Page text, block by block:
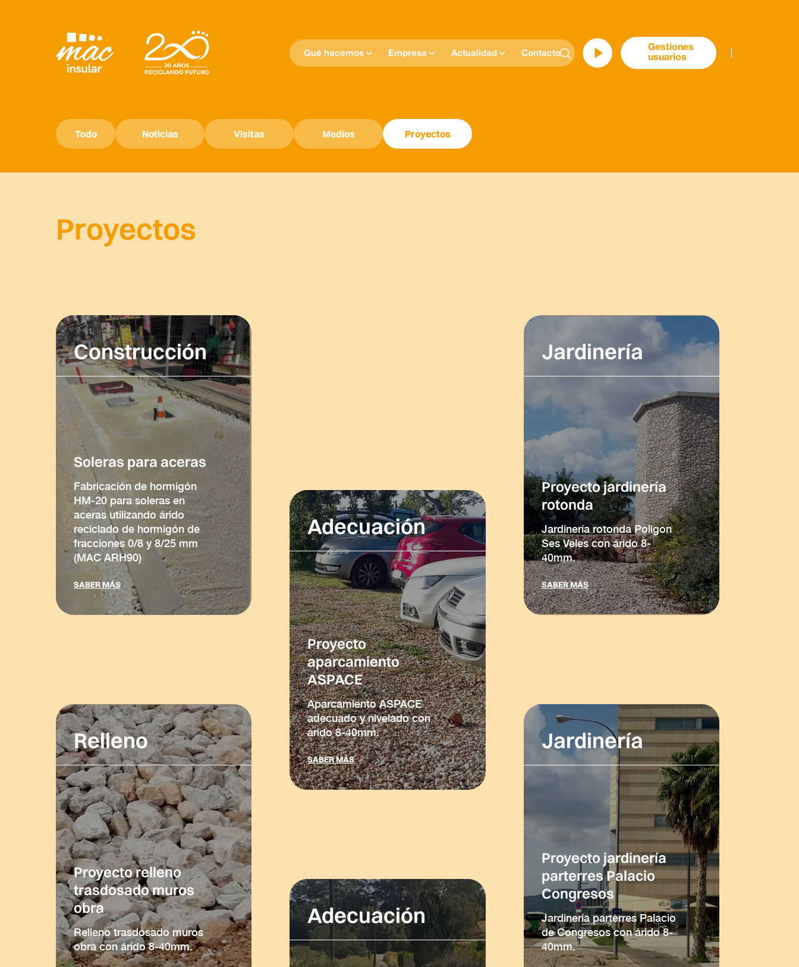
Qué hacemos Empresa Actualidad Contacto
Gestiones
usuarios
Todo Noticias Visitas Medios Proyectos
Proyectos
Construcción
Soleras para aceras
Fabricación de hormigón
HM-20 para soleras en
aceras utilizando árido
reciclado de hormigón de
fracciones 0/8 y 8/25 mm
(MAC ARH90)
SABER MÁS
Relleno
Proyecto relleno
trasdosado muros
obra
Relleno trasdosado muros
obra con árido 8-40mm.
Adecuación
Proyecto
aparcamiento
ASPACE
Aparcamiento ASPACE
adecuado y nivelado con
árido 8-40mm.
SABER MÁS
Adecuación
Jardinería
Proyecto jardinería
rotonda
Jardinería rotonda Polígon
Ses Veles con árido 8-
40mm.
SABER MÁS
Jardinería
Proyecto jardinería
parterres Palacio
Congresos
Jardinería parterres Palacio
de Congresos con árido 8-
40mm.